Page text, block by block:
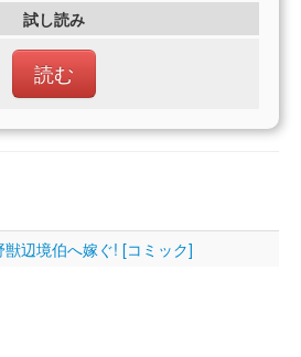
試し読み
読む
辺境伯へ嫁ぐ! [コミック]